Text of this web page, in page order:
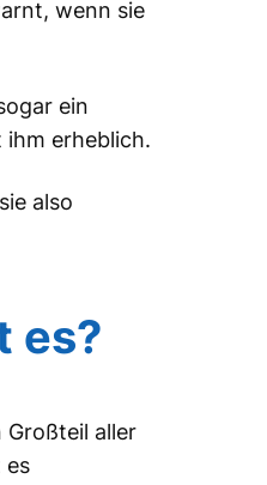
wenn sie
ein
erheblich.
also
es?
Großteil aller
es